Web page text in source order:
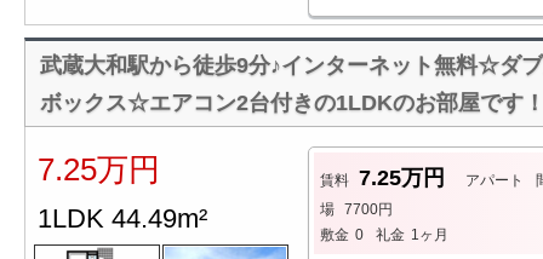
武蔵大和駅から徒歩9分♪インターネット無料☆ダ
ボックス☆エアコン2台付きの1LDKのお部屋です
7.25万円
1LDK 44.49m²
賃料 7.25万円 アパート
場 7700円
敷金 0 礼金 1ヶ月